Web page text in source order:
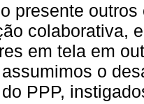
presente
colaborativa,
em tela em
o
PPP,